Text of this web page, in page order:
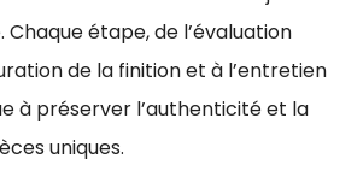
Chaque étape, de l’évaluation
de la finition et à l’entretien
à préserver l’authenticité et la
uniques.